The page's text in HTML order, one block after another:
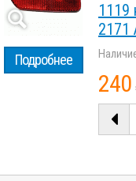
Подробнее
1119
2171
240